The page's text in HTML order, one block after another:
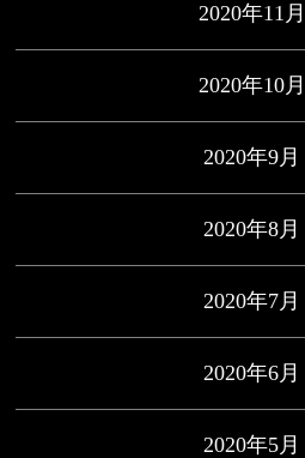
2020年11月
2020年10月
2020年9月
2020年8月
2020年7月
2020年6月
2020年5月